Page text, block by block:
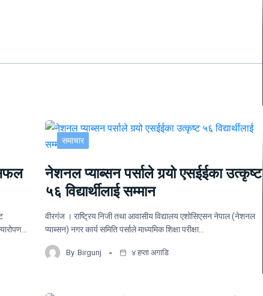
समाचार
नेशनल प्याब्सन पर्साले गर्‍यो एसईईका उत्कृष्ट
५६ विद्यार्थीलाई सम्मान
वीरगंज । राष्ट्रिय निजी तथा आवासीय विद्यालय एशोसिएसन नेपाल (नेशनल
प्याब्सन) नगर कार्य समिति पर्साले माध्यमिक शिक्षा परीक्षा…
By Birgunj ४ हप्ता अगाडि